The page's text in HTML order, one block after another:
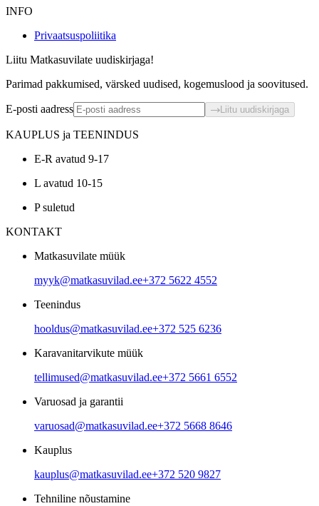
INFO
Privaatsuspoliitika
Liitu Matkasuvilate uudiskirjaga!
Parimad pakkumised, värsked uudised, kogemuslood ja soovitused.
E-posti aadress Liitu uudiskirjaga
KAUPLUS ja TEENINDUS
E-R avatud 9-17
L avatud 10-15
P suletud
KONTAKT
Matkasuvilate müük
myyk@matkasuvilad.ee+372 5622 4552
Teenindus
hooldus@matkasuvilad.ee+372 525 6236
Karavanitarvikute müük
tellimused@matkasuvilad.ee+372 5661 6552
Varuosad ja garantii
varuosad@matkasuvilad.ee+372 5668 8646
Kauplus
kauplus@matkasuvilad.ee+372 520 9827
Tehniline nõustamine